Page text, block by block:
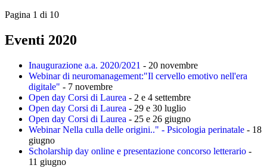
Pagina 1 di 10
Eventi 2020
Inaugurazione a.a. 2020/2021 - 20 novembre
Webinar di neuromanagement:"Il cervello emotivo nell'era
digitale" - 7 novembre
Open day Corsi di Laurea - 2 e 4 settembre
Open day Corsi di Laurea - 29 e 30 luglio
Open day Corsi di Laurea - 25 e 26 giugno
Webinar Nella culla delle origini.." - Psicologia perinatale - 18
giugno
Scholarship day online e presentazione concorso letterario -
11 giugno